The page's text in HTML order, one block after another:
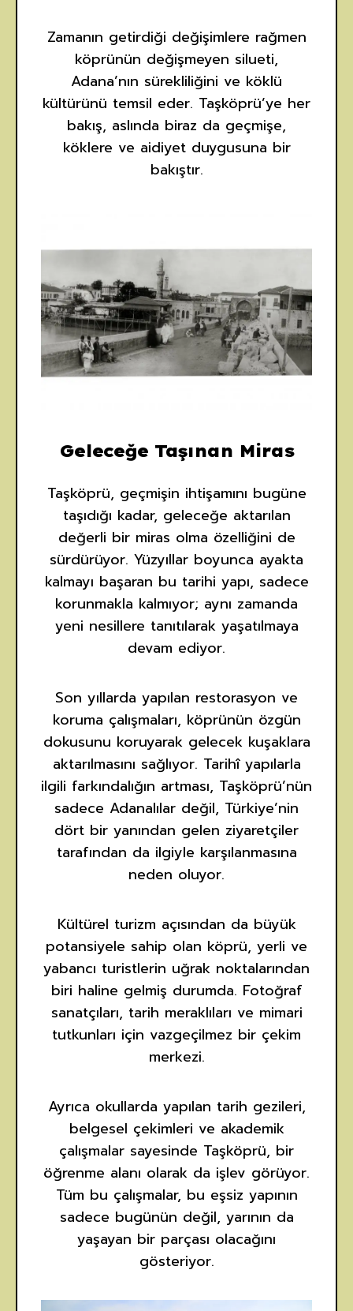
Zamanın getirdiği değişimlere rağmen
köprünün değişmeyen silueti,
Adana’nın sürekliliğini ve köklü
kültürünü temsil eder. Taşköprü’ye her
bakış, aslında biraz da geçmişe,
köklere ve aidiyet duygusuna bir
bakıştır.
Geleceğe Taşınan Miras
Taşköprü, geçmişin ihtişamını bugüne
taşıdığı kadar, geleceğe aktarılan
değerli bir miras olma özelliğini de
sürdürüyor. Yüzyıllar boyunca ayakta
kalmayı başaran bu tarihi yapı, sadece
korunmakla kalmıyor; aynı zamanda
yeni nesillere tanıtılarak yaşatılmaya
devam ediyor.
Son yıllarda yapılan restorasyon ve
koruma çalışmaları, köprünün özgün
dokusunu koruyarak gelecek kuşaklara
aktarılmasını sağlıyor. Tarihî yapılarla
ilgili farkındalığın artması, Taşköprü’nün
sadece Adanalılar değil, Türkiye’nin
dört bir yanından gelen ziyaretçiler
tarafından da ilgiyle karşılanmasına
neden oluyor.
Kültürel turizm açısından da büyük
potansiyele sahip olan köprü, yerli ve
yabancı turistlerin uğrak noktalarından
biri haline gelmiş durumda. Fotoğraf
sanatçıları, tarih meraklıları ve mimari
tutkunları için vazgeçilmez bir çekim
merkezi.
Ayrıca okullarda yapılan tarih gezileri,
belgesel çekimleri ve akademik
çalışmalar sayesinde Taşköprü, bir
öğrenme alanı olarak da işlev görüyor.
Tüm bu çalışmalar, bu eşsiz yapının
sadece bugünün değil, yarının da
yaşayan bir parçası olacağını
gösteriyor.